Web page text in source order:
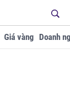
Giá vàng Doanh